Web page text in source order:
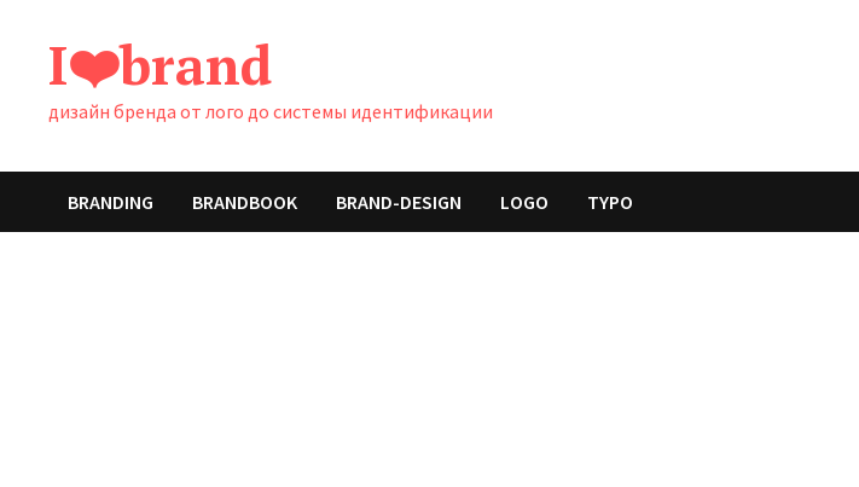
содержимому
I❤️brand
дизайн бренда от лого до системы идентификации
BRANDING BRANDBOOK BRAND-DESIGN LOGO TYPO